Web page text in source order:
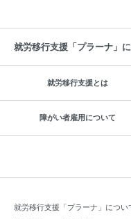
就労移行支援「プラーナ」
就労移行支援とは
障がい者雇用について
就労移行支援「プラーナ」につい